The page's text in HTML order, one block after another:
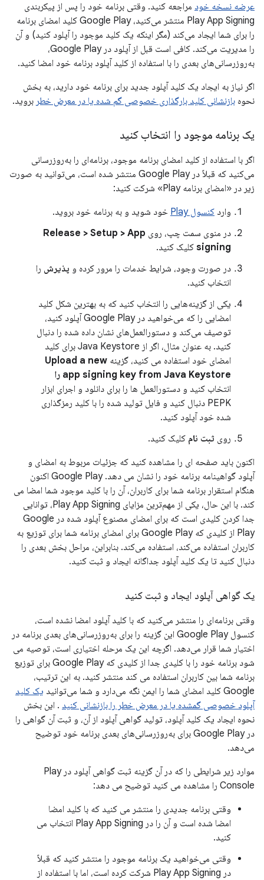
عرضه نسخه خود مراجعه کنید. وقتی برنامه خود را پس از پیکربندی
Play App Signing منتشر می‌کنید، Google Play کلید امضای برنامه
را برای شما ایجاد می‌کند (مگر اینکه یک کلید موجود را آپلود کنید) و آن
را مدیریت می‌کند. کافی است قبل از آپلود در Google Play،
به‌روزرسانی‌های بعدی را با استفاده از کلید آپلود برنامه خود امضا کنید.
اگر نیاز به ایجاد یک کلید آپلود جدید برای برنامه خود دارید، به بخش
نحوه بازنشانی کلید بارگذاری خصوصی گم شده یا در معرض خطر بروید.
یک برنامه موجود را انتخاب کنید
اگر با استفاده از کلید امضای برنامه موجود، برنامه‌ای را به‌روزرسانی
می‌کنید که قبلاً در Google Play منتشر شده است، می‌توانید به صورت
زیر در «امضای برنامه Play» شرکت کنید:
وارد کنسول Play
خود شوید و به برنامه خود بروید.
در منوی سمت چپ، روی Release > Setup > App
signing کلیک کنید.
در صورت وجود، شرایط خدمات را مرور کرده و پذیرش را
انتخاب کنید.
یکی از گزینه‌هایی را انتخاب کنید که به بهترین شکل کلید
امضایی را که می‌خواهید در Google Play آپلود کنید،
توصیف می‌کند و دستورالعمل‌های نشان داده شده را دنبال
کنید. به عنوان مثال، اگر از Java Keystore برای کلید
امضای خود استفاده می کنید، گزینه Upload a new
app signing key from Java Keystore را
انتخاب کنید و دستورالعمل ها را برای دانلود و اجرای ابزار
PEPK دنبال کنید و فایل تولید شده را با کلید رمزگذاری
شده خود آپلود کنید.
روی ثبت نام کلیک کنید.
اکنون باید صفحه ای را مشاهده کنید که جزئیات مربوط به امضای و
آپلود گواهینامه برنامه خود را نشان می دهد. Google Play اکنون
هنگام استقرار برنامه شما برای کاربران، آن را با کلید موجود شما امضا می
کند. با این حال، یکی از مهم‌ترین مزایای Play App Signing، توانایی
جدا کردن کلیدی است که برای امضای مصنوع آپلود شده در Google
Play از کلیدی که Google Play برای امضای برنامه شما برای توزیع به
کاربران استفاده می‌کند، استفاده می‌کند. بنابراین، مراحل بخش بعدی را
دنبال کنید تا یک کلید آپلود جداگانه ایجاد و ثبت کنید.
یک گواهی آپلود ایجاد و ثبت کنید
وقتی برنامه‌ای را منتشر می‌کنید که با کلید آپلود امضا نشده است،
کنسول Google Play این گزینه را برای به‌روزرسانی‌های بعدی برنامه در
اختیار شما قرار می‌دهد. اگرچه این یک مرحله اختیاری است، توصیه می
شود برنامه خود را با کلیدی جدا از کلیدی که Google Play برای توزیع
برنامه شما بین کاربران استفاده می کند منتشر کنید. به این ترتیب،
Google کلید امضای شما را ایمن نگه می‌دارد و شما می‌توانید
یک کلید
آپلود خصوصی گمشده یا در معرض خطر را بازنشانی کنید . این بخش
نحوه ایجاد یک کلید آپلود، تولید گواهی آپلود از آن، و ثبت آن گواهی را
در Google Play برای به‌روزرسانی‌های بعدی برنامه خود توضیح
می‌دهد.
موارد زیر شرایطی را که در آن گزینه ثبت گواهی آپلود در Play
Console را مشاهده می کنید توضیح می دهد:
وقتی برنامه جدیدی را منتشر می کنید که با کلید امضا
امضا شده است و آن را در Play App Signing انتخاب می
کنید.
وقتی می‌خواهید یک برنامه موجود را منتشر کنید که قبلاً
در Play App Signing شرکت کرده است، اما با استفاده از